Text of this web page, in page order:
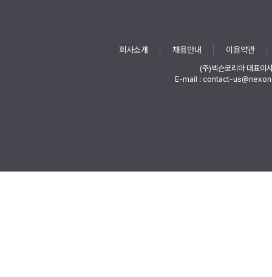
회사소개 채용안내 이용약관
(주)넥슨코리아 대표이
E-mail : contact-